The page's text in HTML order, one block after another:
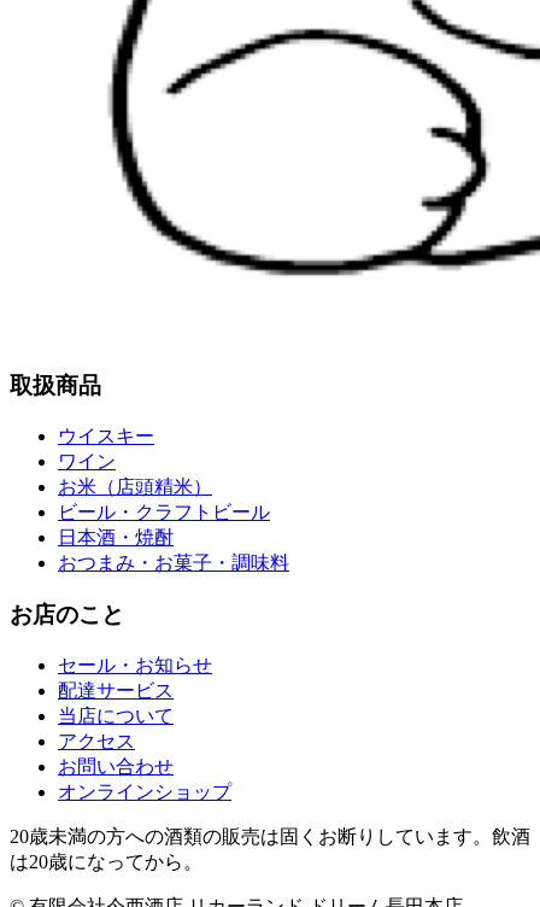
取扱商品
ウイスキー
ワイン
お米（店頭精米）
ビール・クラフトビール
日本酒・焼酎
おつまみ・お菓子・調味料
お店のこと
セール・お知らせ
配達サービス
当店について
アクセス
お問い合わせ
オンラインショップ
20歳未満の方への酒類の販売は固くお断りしています。飲酒
は20歳になってから。